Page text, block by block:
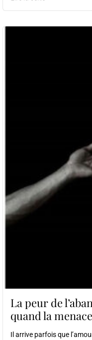
La peur de
quand la
Il arrive parfois que